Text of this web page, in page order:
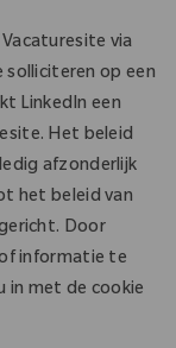
via
op een
LinkedIn een
Het beleid
afzonderlijk
het beleid van
Door
informatie te
in met de cookie